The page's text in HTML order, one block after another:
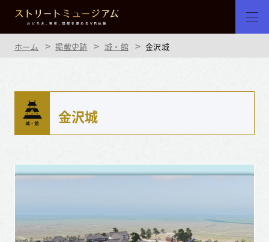
ホーム 掲載史跡 城・館 金沢城
金沢城